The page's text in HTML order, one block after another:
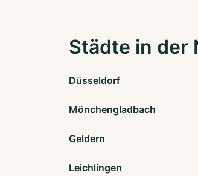
Städte in der
Düsseldorf
Mönchengladbach
Geldern
Leichlingen